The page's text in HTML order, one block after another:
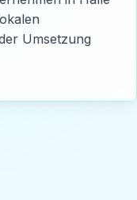
Umsetzung